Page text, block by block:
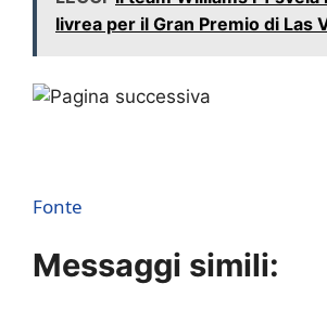
livrea per il Gran Premio di Las
Fonte
Messaggi simili: